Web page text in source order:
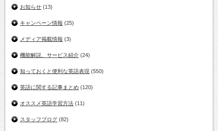
お知らせ (13)
キャンペーン情報 (25)
メディア掲載情報 (3)
機能解説、サービス紹介 (24)
知っておくと便利な英語表現 (550)
英語に関する記事まとめ (120)
オススメ英語学習方法 (11)
スタッフブログ (82)